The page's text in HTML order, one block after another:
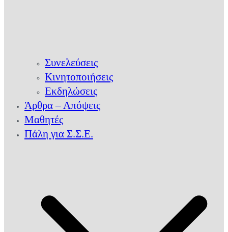
Συνελεύσεις
Κινητοποιήσεις
Εκδηλώσεις
Άρθρα – Απόψεις
Μαθητές
Πάλη για Σ.Σ.Ε.